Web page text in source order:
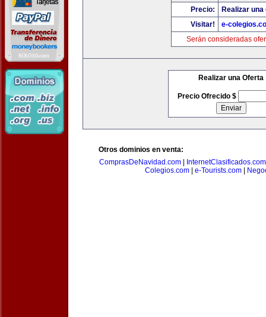
Precio:
Realizar
Visitar!
e-
Serán consideradas
Realizar una Oferta
Precio Ofrecido $
Otros dominios en venta:
ComprasDeNavidad.com
InternetClasificados.com
Colegios.com| e-Tourists.com|